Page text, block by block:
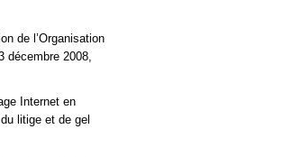
de l’Organisation
décembre 2008,
Internet en
litige et de gel